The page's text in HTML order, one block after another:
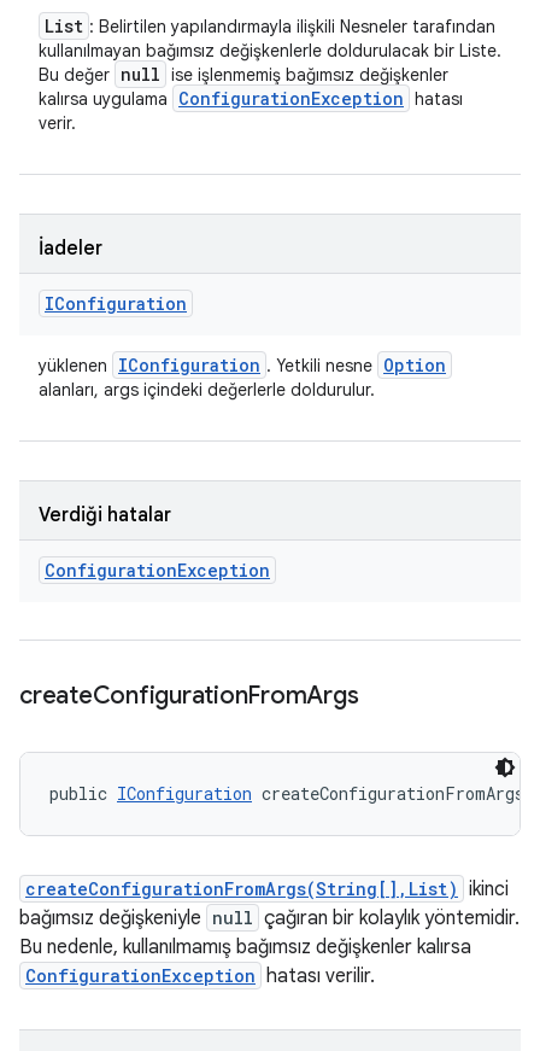
List : Belirtilen yapılandırmayla ilişkili Nesneler tarafından
kullanılmayan bağımsız değişkenlerle doldurulacak bir Liste.
Bu değer null ise işlenmemiş bağımsız değişkenler
kalırsa uygulama
ConfigurationException hatası
verir.
İadeler
IConfiguration
yüklenen IConfiguration . Yetkili nesne Option
alanları, args içindeki değerlerle doldurulur.
Verdiği hatalar
ConfigurationException
createConfigurationFromArgs
public IConfiguration
createConfigurationFromArgs(String[],List) ikinci
bağımsız değişkeniyle null çağıran bir kolaylık yöntemidir.
Bu nedenle, kullanılmamış bağımsız değişkenler kalırsa
ConfigurationException hatası verilir.